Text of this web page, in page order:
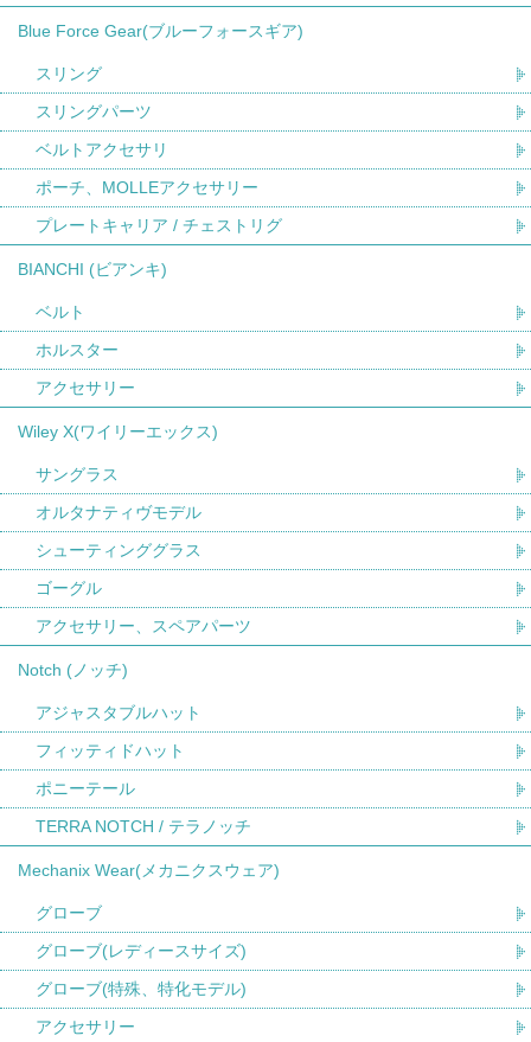
Blue Force Gear(ブルーフォースギア)
スリング
スリングパーツ
ベルトアクセサリ
ポーチ、MOLLEアクセサリー
プレートキャリア / チェストリグ
BIANCHI (ビアンキ)
ベルト
ホルスター
アクセサリー
Wiley X(ワイリーエックス)
サングラス
オルタナティヴモデル
シューティンググラス
ゴーグル
アクセサリー、スペアパーツ
Notch (ノッチ)
アジャスタブルハット
フィッティドハット
ポニーテール
TERRA NOTCH / テラノッチ
Mechanix Wear(メカニクスウェア)
グローブ
グローブ(レディースサイズ)
グローブ(特殊、特化モデル)
アクセサリー